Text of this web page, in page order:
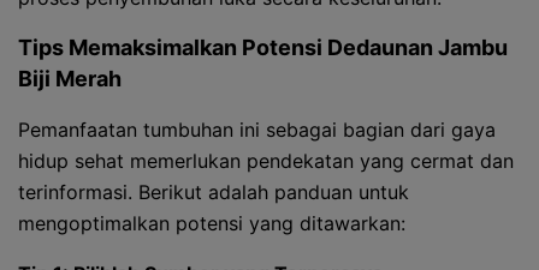
Tips Memaksimalkan Potensi Dedaunan Jambu
Biji Merah
Pemanfaatan tumbuhan ini sebagai bagian dari gaya
hidup sehat memerlukan pendekatan yang cermat dan
terinformasi. Berikut adalah panduan untuk
mengoptimalkan potensi yang ditawarkan: